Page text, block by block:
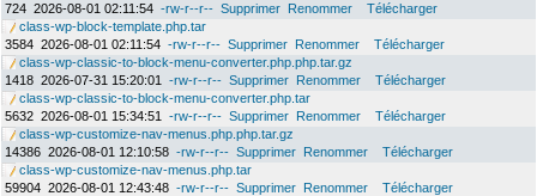
724 2026-08-01 02:11:54 -rw-r--r-- Supprimer Renommer
Télécharger
class-wp-block-template.php.tar
3584 2026-08-01 02:11:54 -rw-r--r-- Supprimer Renommer
Télécharger
class-wp-classic-to-block-menu-converter.php.php.tar.gz
1418 2026-07-31 15:20:01 -rw-r--r-- Supprimer Renommer
Télécharger
class-wp-classic-to-block-menu-converter.php.tar
5632 2026-08-01 15:34:51 -rw-r--r-- Supprimer Renommer
Télécharger
class-wp-customize-nav-menus.php.php.tar.gz
14386 2026-08-01 12:10:58 -rw-r--r-- Supprimer Renommer
Télécharger
class-wp-customize-nav-menus.php.tar
59904 2026-08-01 12:43:48 -rw-r--r-- Supprimer Renommer
Télécharger